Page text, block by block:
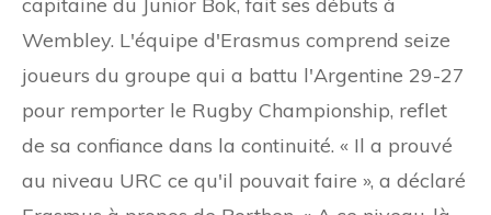
Wembley. L'équipe d'Erasmus comprend seize
joueurs du groupe qui a battu l'Argentine 29-27
pour remporter le Rugby Championship, reflet
de sa confiance dans la continuité. « Il a prouvé
au niveau URC ce qu'il pouvait faire », a déclaré